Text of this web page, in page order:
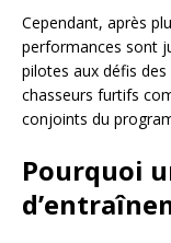
Cependant, après
performances sont
pilotes aux défis
chasseurs furtifs
conjoints du
Pourquoi